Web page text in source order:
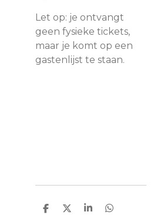
Let op: je ontvangt
geen fysieke tickets,
maar je komt op een
gastenlijst te staan.
D D S D